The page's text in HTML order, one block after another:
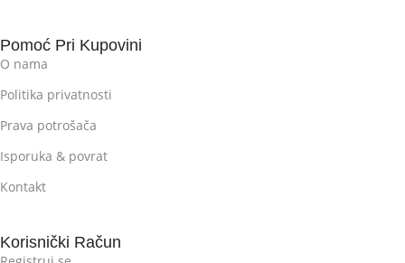
Pomoć Pri Kupovini
O nama
Politika privatnosti
Prava potrošača
Isporuka & povrat
Kontakt
Korisnički Račun